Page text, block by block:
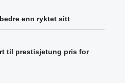
enn ryktet sitt
til prestisjetung pris for